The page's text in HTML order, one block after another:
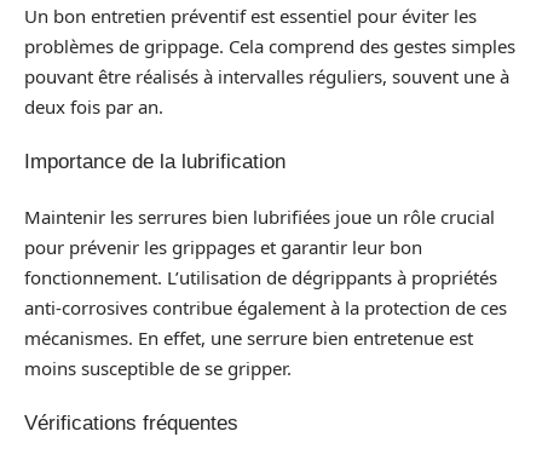
Un bon entretien préventif est essentiel pour éviter les
problèmes de grippage. Cela comprend des gestes simples
pouvant être réalisés à intervalles réguliers, souvent une à
deux fois par an.
Importance de la lubrification
Maintenir les serrures bien lubrifiées joue un rôle crucial
pour prévenir les grippages et garantir leur bon
fonctionnement. L’utilisation de dégrippants à propriétés
anti-corrosives contribue également à la protection de ces
mécanismes. En effet, une serrure bien entretenue est
moins susceptible de se gripper.
Vérifications fréquentes